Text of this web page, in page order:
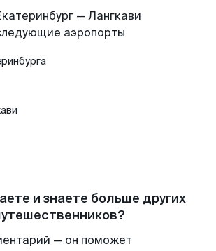
— Лангкави
аэропорты
и знаете больше других
— он поможет